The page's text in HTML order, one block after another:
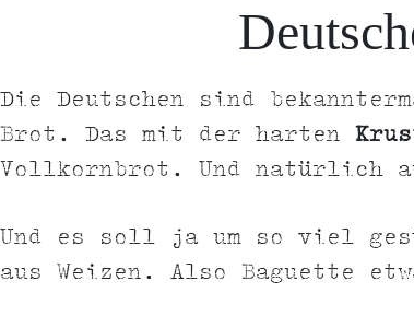
Die Deutschen sind
Brot. Das mit der harten
Vollkornbrot. Und natürlich
Und es soll ja um so viel
aus Weizen. Also Baguette